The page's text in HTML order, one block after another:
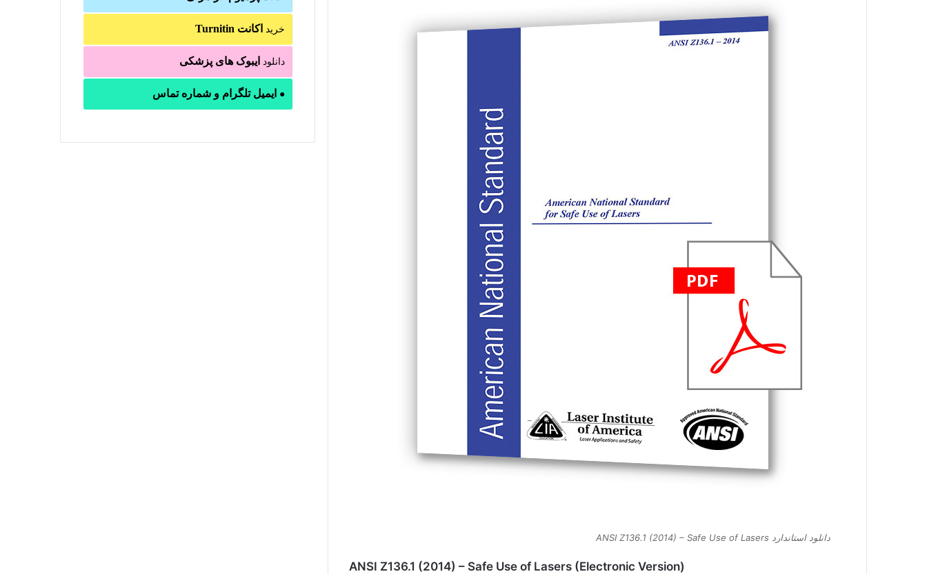
دانلود استاندارد ANSI Z136.1 (2014) – Safe Use of Lasers
ANSI Z136.1 (2014) – Safe Use of Lasers (Electronic Version)
خرید اکانت Turnitin
دانلود ایبوک های پزشکی
● ایمیل تلگرام و شماره تماس